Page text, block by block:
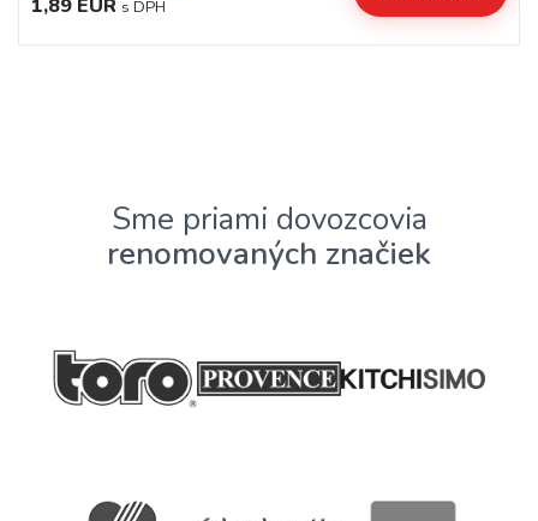
1,89 EUR s DPH
Sme priami dovozcovia
renomovaných značiek